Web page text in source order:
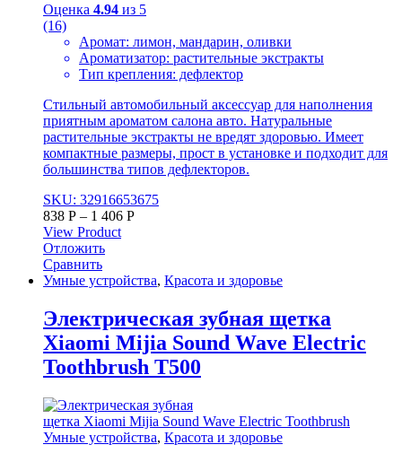
Оценка 4.94 из 5
(16)
Аромат: лимон, мандарин, оливки
Ароматизатор: растительные экстракты
Тип крепления: дефлектор
Стильный автомобильный аксессуар для наполнения
приятным ароматом салона авто. Натуральные
растительные экстракты не вредят здоровью. Имеет
компактные размеры, прост в установке и подходит для
большинства типов дефлекторов.
SKU: 32916653675
838 Р – 1 406 Р
View Product
Отложить
Сравнить
Умные устройства, Красота и здоровье
Электрическая зубная щетка
Xiaomi Mijia Sound Wave Electric
Toothbrush T500
Умные устройства, Красота и здоровье